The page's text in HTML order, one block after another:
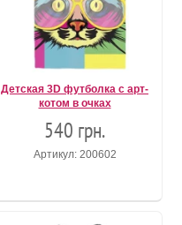
Детская 3D футболка с арт-
котом в очках
540 грн.
Артикул: 200602